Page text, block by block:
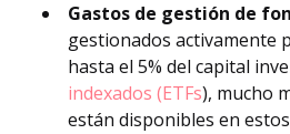
Gastos de gestión de
gestionados activamente
hasta el 5% del capital
indexados (ETFs), mucho
están disponibles en